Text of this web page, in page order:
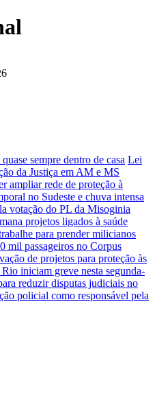
sempre dentro de casa Lei
da Justiça em AM e MS
ampliar rede de proteção à
no Sudeste e chuva intensa
votação do PL da Misoginia
projetos ligados à saúde
para prender milicianos
mil passageiros no Corpus
de projetos para proteção às
iniciam greve nesta segunda-
reduzir disputas judiciais no
policial como responsável pela